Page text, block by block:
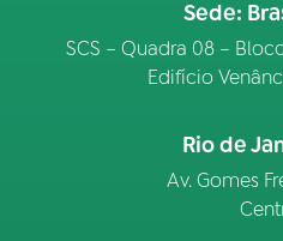
Sede:
SCS – Quadra 08 –
Edifício
Rio de
Av. Gomes